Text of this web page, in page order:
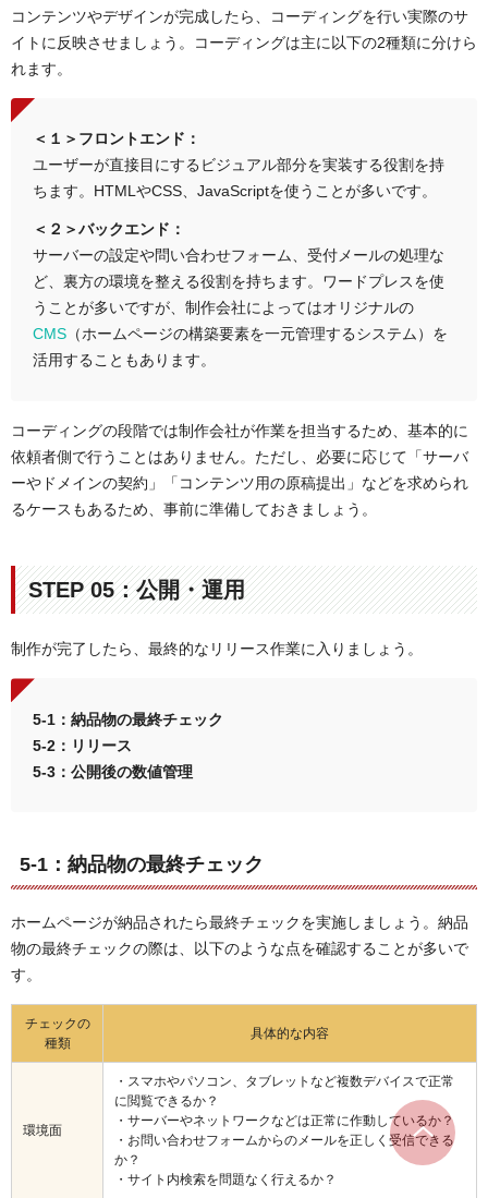
コンテンツやデザインが完成したら、コーディングを行い実際のサ
イトに反映させましょう。コーディングは主に以下の2種類に分けら
れます。
＜１＞フロントエンド：
ユーザーが直接目にするビジュアル部分を実装する役割を持
ちます。HTMLやCSS、JavaScriptを使うことが多いです。
＜２＞バックエンド：
サーバーの設定や問い合わせフォーム、受付メールの処理な
ど、裏方の環境を整える役割を持ちます。ワードプレスを使
うことが多いですが、制作会社によってはオリジナルの
CMS（ホームページの構築要素を一元管理するシステム）を
活用することもあります。
コーディングの段階では制作会社が作業を担当するため、基本的に
依頼者側で行うことはありません。ただし、必要に応じて「サーバ
ーやドメインの契約」「コンテンツ用の原稿提出」などを求められ
るケースもあるため、事前に準備しておきましょう。
STEP 05：公開・運用
制作が完了したら、最終的なリリース作業に入りましょう。
5-1： 納品物の最終チェック
5-2：リリース
5-3：公開後の数値管理
5-1：納品物の最終チェック
ホームページが納品されたら最終チェックを実施しましょう。納品
物の最終チェックの際は、以下のような点を確認することが多いで
す。
チェックの
種類
具体的な内容
環境面
・スマホやパソコン、タブレットなど複数デバイスで正常
に閲覧できるか？
・サーバーやネットワークなどは正常に作動しているか？
・お問い合わせフォームからのメールを正しく受信できる
か？
・サイト内検索を問題なく行えるか？